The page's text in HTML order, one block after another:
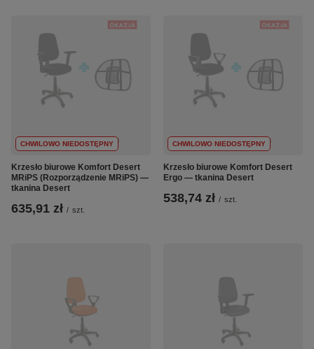
CHWILOWO NIEDOSTĘPNY
Krzesło biurowe Komfort Desert
MRiPS (Rozporządzenie MRiPS) —
tkanina Desert
635,91 zł / szt.
CHWILOWO NIEDOSTĘPNY
Krzesło biurowe Komfort Desert
Ergo — tkanina Desert
538,74 zł / szt.